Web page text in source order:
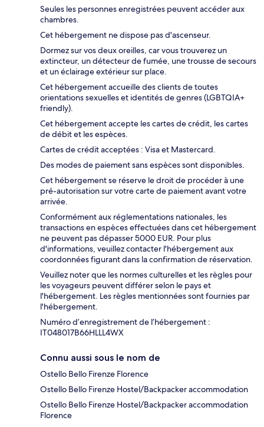
Seules les personnes enregistrées peuvent accéder aux
chambres.
Cet hébergement ne dispose pas d'ascenseur.
Dormez sur vos deux oreilles, car vous trouverez un
extincteur, un détecteur de fumée, une trousse de secours
et un éclairage extérieur sur place.
Cet hébergement accueille des clients de toutes
orientations sexuelles et identités de genres (LGBTQIA+
friendly).
Cet hébergement accepte les cartes de crédit, les cartes
de débit et les espèces.
Cartes de crédit acceptées : Visa et Mastercard.
Des modes de paiement sans espèces sont disponibles.
Cet hébergement se réserve le droit de procéder à une
pré-autorisation sur votre carte de paiement avant votre
arrivée.
Conformément aux réglementations nationales, les
transactions en espèces effectuées dans cet hébergement
ne peuvent pas dépasser 5000 EUR. Pour plus
d'informations, veuillez contacter l'hébergement aux
coordonnées figurant dans la confirmation de réservation.
Veuillez noter que les normes culturelles et les règles pour
les voyageurs peuvent différer selon le pays et
l'hébergement. Les règles mentionnées sont fournies par
l'hébergement.
Numéro d’enregistrement de l’hébergement :
IT048017B66HLLL4WX
Connu aussi sous le nom de
Ostello Bello Firenze Florence
Ostello Bello Firenze Hostel/Backpacker accommodation
Ostello Bello Firenze Hostel/Backpacker accommodation
Florence